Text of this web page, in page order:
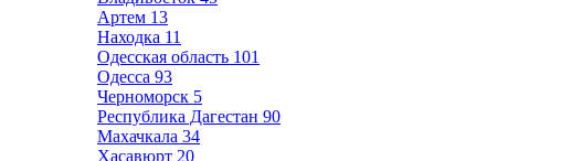
Артем 13
Находка 11
Одесская область 101
Одесса 93
Черноморск 5
Республика Дагестан 90
Махачкала 34
Хасавюрт 20